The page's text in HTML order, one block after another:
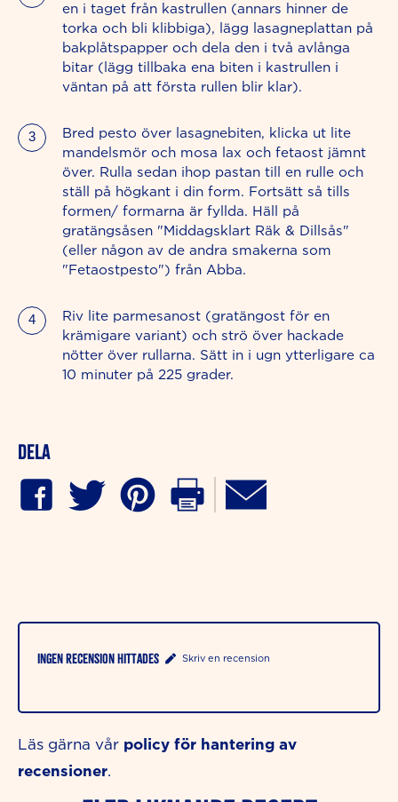
en i taget från kastrullen (annars hinner de
torka och bli klibbiga), lägg lasagneplattan på
bakplåtspapper och dela den i två avlånga
bitar (lägg tillbaka ena biten i kastrullen i
väntan på att första rullen blir klar).
Bred pesto över lasagnebiten, klicka ut lite
mandelsmör och mosa lax och fetaost jämnt
över. Rulla sedan ihop pastan till en rulle och
ställ på högkant i din form. Fortsätt så tills
formen/ formarna är fyllda. Häll på
gratängsåsen "Middagsklart Räk & Dillsås"
(eller någon av de andra smakerna som
"Fetaostpesto") från Abba.
Riv lite parmesanost (gratängost för en
krämigare variant) och strö över hackade
nötter över rullarna. Sätt in i ugn ytterligare ca
10 minuter på 225 grader.
Dela
Ingen recension hittades Skriv en recension
Läs gärna vår policy för hantering av
recensioner.